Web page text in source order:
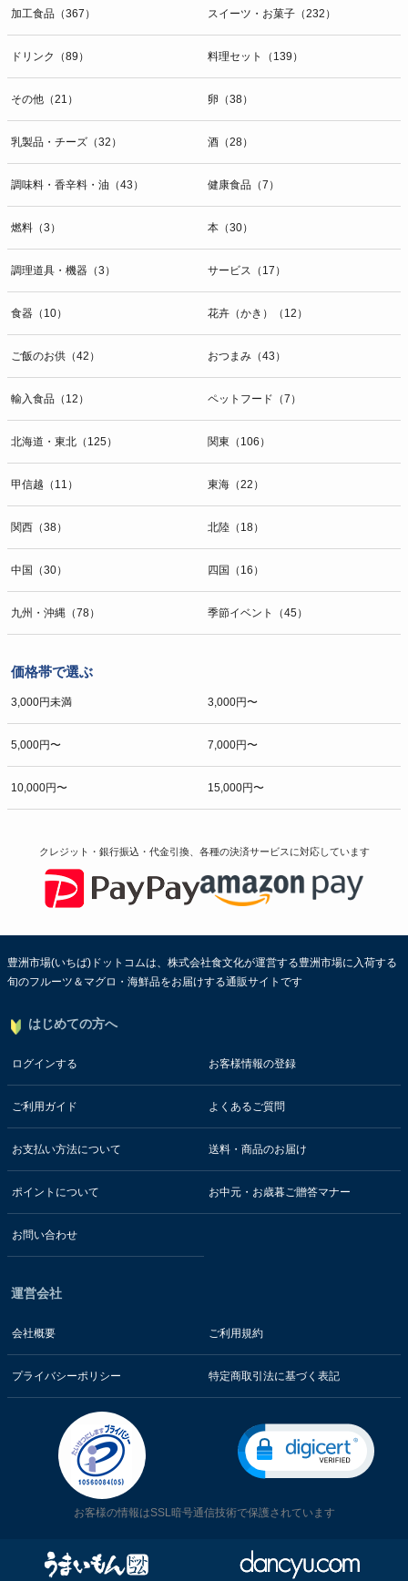
加工食品（367） スイーツ・お菓子（232）
ドリンク（89） 料理セット（139）
その他（21） 卵（38）
乳製品・チーズ（32） 酒（28）
調味料・香辛料・油（43） 健康食品（7）
燃料（3） 本（30）
調理道具・機器（3） サービス（17）
食器（10） 花卉（かき）（12）
ご飯のお供（42） おつまみ（43）
輸入食品（12） ペットフード（7）
北海道・東北（125） 関東（106）
甲信越（11） 東海（22）
関西（38） 北陸（18）
中国（30） 四国（16）
九州・沖縄（78） 季節イベント（45）
価格帯で選ぶ
3,000円未満 3,000円〜
5,000円〜 7,000円〜
10,000円〜 15,000円〜
クレジット・銀行振込・代金引換、各種の決済サービスに対応しています
豊洲市場(いちば)ドットコムは、株式会社食文化が運営する豊洲市場に入荷する
旬のフルーツ＆マグロ・海鮮品をお届けする通販サイトです
はじめての方へ
ログインする お客様情報の登録
ご利用ガイド よくあるご質問
お支払い方法について 送料・商品のお届け
ポイントについて お中元・お歳暮ご贈答マナー
お問い合わせ
運営会社
会社概要 ご利用規約
プライバシーポリシー 特定商取引法に基づく表記
お客様の情報はSSL暗号通信技術で保護されています